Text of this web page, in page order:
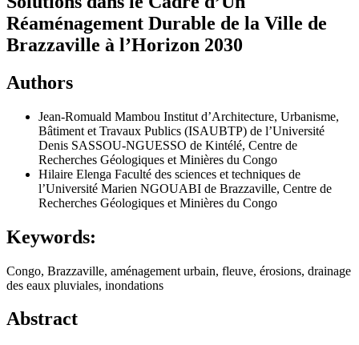
Réaménagement Durable de la Ville de
Brazzaville à l’Horizon 2030
Authors
Jean-Romuald Mambou Institut d’Architecture, Urbanisme,
Bâtiment et Travaux Publics (ISAUBTP) de l’Université
Denis SASSOU-NGUESSO de Kintélé, Centre de
Recherches Géologiques et Minières du Congo
Hilaire Elenga Faculté des sciences et techniques de
l’Université Marien NGOUABI de Brazzaville, Centre de
Recherches Géologiques et Minières du Congo
Keywords:
Congo, Brazzaville, aménagement urbain, fleuve, érosions, drainage
des eaux pluviales, inondations
Abstract